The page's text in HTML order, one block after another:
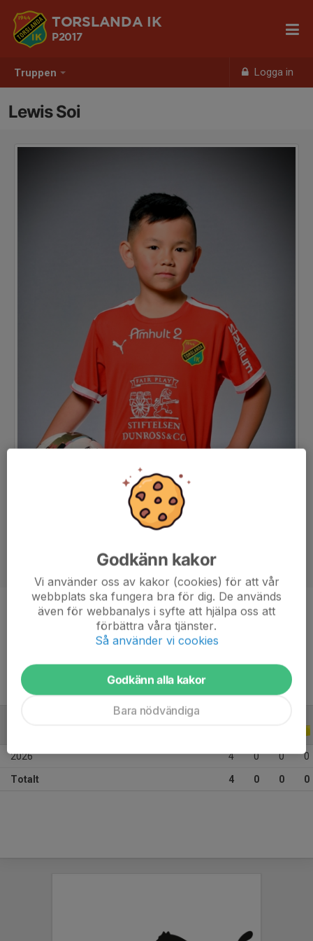
Truppen Logga in
TORSLANDA IK
P2017
Lewis Soi
Position
-
8 år
2026 4 0 0 0
Totalt 4 0 0 0
Godkänn kakor
Vi använder oss av kakor (cookies) för att vår
webbplats ska fungera bra för dig. De används
även för webbanalys i syfte att hjälpa oss att
förbättra våra tjänster.
Så använder vi cookies
Godkänn alla kakor
Bara nödvändiga